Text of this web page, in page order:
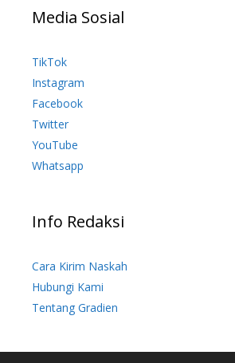
Media Sosial
TikTok
Instagram
Facebook
Twitter
YouTube
Whatsapp
Info Redaksi
Cara Kirim Naskah
Hubungi Kami
Tentang Gradien